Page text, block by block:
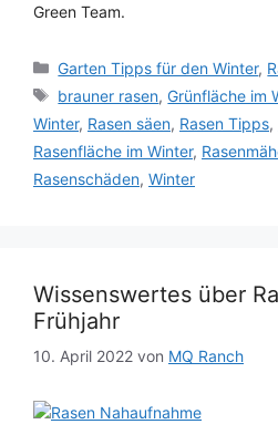
Green Team.
Kategorien
Garten Tipps für den Winter,
Schlagwörter
brauner rasen,Grünfläche im
Winter, Rasen säen, Rasen Tipps,
Rasenfläche im Winter,
Rasenschäden, Winter
Wissenswertes über
Frühjahr
10. April 2022 von MQ Ranch